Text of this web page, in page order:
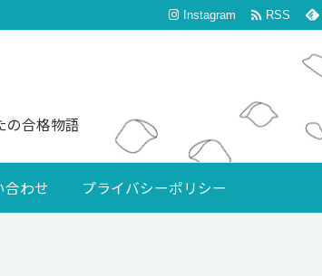
の合格物語
合わせ プライバシーポリシー
Instagram  RSS